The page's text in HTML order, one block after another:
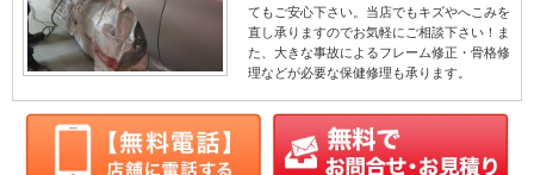
てもご安心下さい。当店でもキズやへこみを
直し承りますのでお気軽にご相談下さい！ま
た、大きな事故によるフレーム修正・骨格修
理などが必要な保健修理も承ります。